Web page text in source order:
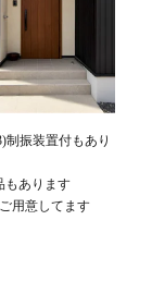
振装置付もあり
もあります
用意してます